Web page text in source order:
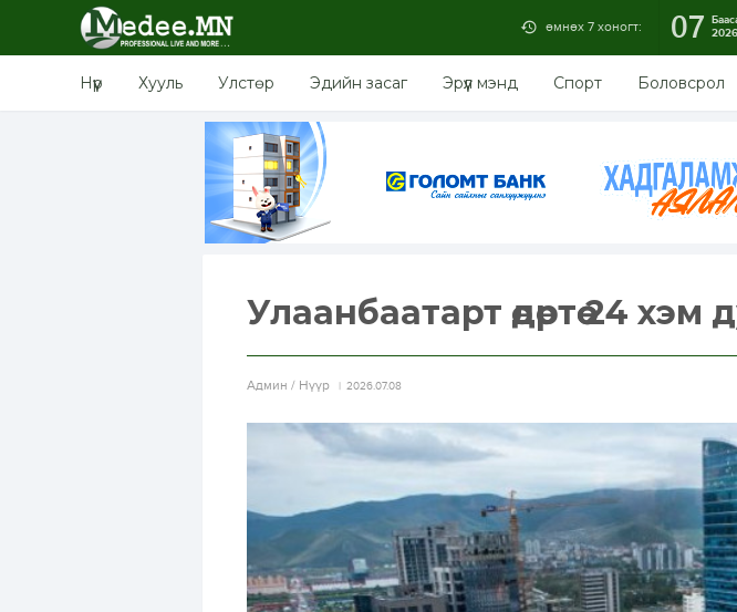
өмнөх 7 хоногт: 07
Нүүр Хууль Улстөр Эдийн засаг Эрүүл мэнд Спорт Боловсрол
Улаанбаатарт өдөртөө 24 хэм
Aдмин / Нүүр 2026.07.08